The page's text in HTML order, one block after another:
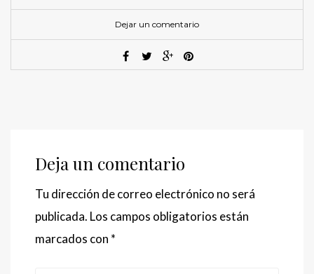
Dejar un comentario
Deja un comentario
Tu dirección de correo electrónico no será
publicada. Los campos obligatorios están
marcados con *